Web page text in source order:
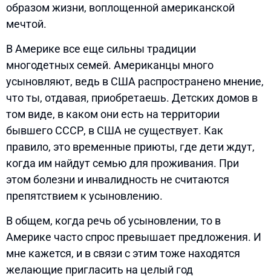
образом жизни, воплощенной американской
мечтой.
В Америке все еще сильны традиции
многодетных семей. Американцы много
усыновляют, ведь в США распространено мнение,
что ты, отдавая, приобретаешь. Детских домов в
том виде, в каком они есть на территории
бывшего СССР, в США не существует. Как
правило, это временные приюты, где дети ждут,
когда им найдут семью для проживания. При
этом болезни и инвалидность не считаются
препятствием к усыновлению.
В общем, когда речь об усыновлении, то в
Америке часто спрос превышает предложения. И
мне кажется, и в связи с этим тоже находятся
желающие пригласить на целый год